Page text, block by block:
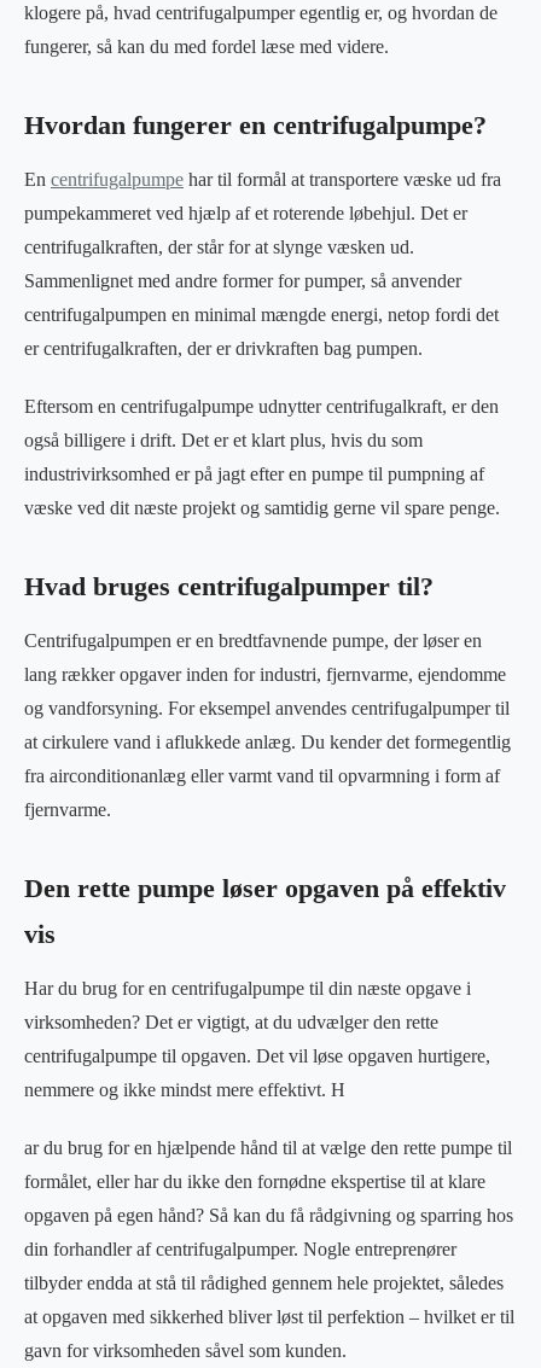
klogere på, hvad centrifugalpumper egentlig er, og hvordan de
fungerer, så kan du med fordel læse med videre.
Hvordan fungerer en centrifugalpumpe?
En centrifugalpumpe har til formål at transportere væske ud fra
pumpekammeret ved hjælp af et roterende løbehjul. Det er
centrifugalkraften, der står for at slynge væsken ud.
Sammenlignet med andre former for pumper, så anvender
centrifugalpumpen en minimal mængde energi, netop fordi det
er centrifugalkraften, der er drivkraften bag pumpen.
Eftersom en centrifugalpumpe udnytter centrifugalkraft, er den
også billigere i drift. Det er et klart plus, hvis du som
industrivirksomhed er på jagt efter en pumpe til pumpning af
væske ved dit næste projekt og samtidig gerne vil spare penge.
Hvad bruges centrifugalpumper til?
Centrifugalpumpen er en bredtfavnende pumpe, der løser en
lang rækker opgaver inden for industri, fjernvarme, ejendomme
og vandforsyning. For eksempel anvendes centrifugalpumper til
at cirkulere vand i aflukkede anlæg. Du kender det formegentlig
fra airconditionanlæg eller varmt vand til opvarmning i form af
fjernvarme.
Den rette pumpe løser opgaven på effektiv
vis
Har du brug for en centrifugalpumpe til din næste opgave i
virksomheden? Det er vigtigt, at du udvælger den rette
centrifugalpumpe til opgaven. Det vil løse opgaven hurtigere,
nemmere og ikke mindst mere effektivt. H
ar du brug for en hjælpende hånd til at vælge den rette pumpe til
formålet, eller har du ikke den fornødne ekspertise til at klare
opgaven på egen hånd? Så kan du få rådgivning og sparring hos
din forhandler af centrifugalpumper. Nogle entreprenører
tilbyder endda at stå til rådighed gennem hele projektet, således
at opgaven med sikkerhed bliver løst til perfektion – hvilket er til
gavn for virksomheden såvel som kunden.